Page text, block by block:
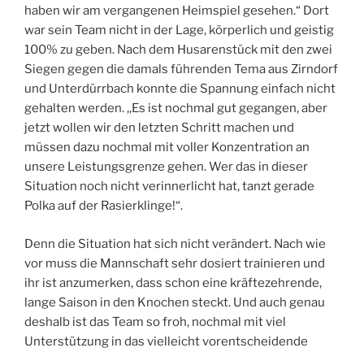
haben wir am vergangenen Heimspiel gesehen.“ Dort
war sein Team nicht in der Lage, körperlich und geistig
100% zu geben. Nach dem Husarenstück mit den zwei
Siegen gegen die damals führenden Tema aus Zirndorf
und Unterdürrbach konnte die Spannung einfach nicht
gehalten werden. ,,Es ist nochmal gut gegangen, aber
jetzt wollen wir den letzten Schritt machen und
müssen dazu nochmal mit voller Konzentration an
unsere Leistungsgrenze gehen. Wer das in dieser
Situation noch nicht verinnerlicht hat, tanzt gerade
Polka auf der Rasierklinge!“.
Denn die Situation hat sich nicht verändert. Nach wie
vor muss die Mannschaft sehr dosiert trainieren und
ihr ist anzumerken, dass schon eine kräftezehrende,
lange Saison in den Knochen steckt. Und auch genau
deshalb ist das Team so froh, nochmal mit viel
Unterstützung in das vielleicht vorentscheidende